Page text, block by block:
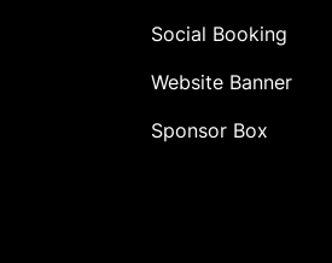
Social Booking
Website Banner
Sponsor Box